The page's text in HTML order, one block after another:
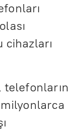
telefonların
milyonlarca